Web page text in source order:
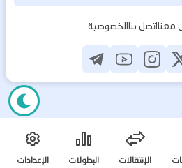
معنااتصل بناالخصوصية
الإنتقالات البطولات الإعدادات